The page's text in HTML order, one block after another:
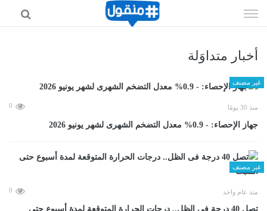
الى
أخبار متداوَلة
غير مصنف
منذ 30 يومًا 0
جهاز الإحصاء: - 0.9% معدل التضخم الشهرى لشهر يونيو 2026
غير مصنف
منذ عام واحد 0
تصل 40 درجة فى الظل.. درجات الحرارة المتوقعة لمدة أسبوع حتى